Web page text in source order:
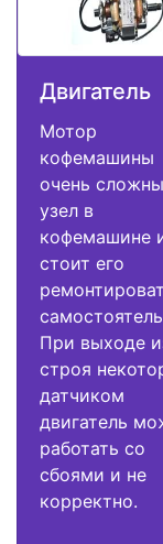
Двигатель
Мотор
кофемашины
очень
узел в
кофемашине
стоит его
При выходе
строя
датчиком
двигатель
работать со
сбоями и не
корректно.